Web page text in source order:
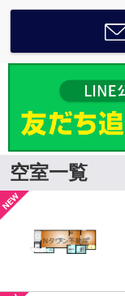
空室一覧